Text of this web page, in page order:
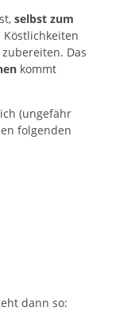
selbst zum
Köstlichkeiten
Das
kommt
(ungefähr
folgenden
dann so: